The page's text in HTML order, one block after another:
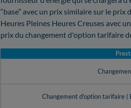
“base” avec un prix similaire sur le
Heures Pleines Heures Creuses avec
prix du changement d'option tarifaire
Changement d'option tarifaire (